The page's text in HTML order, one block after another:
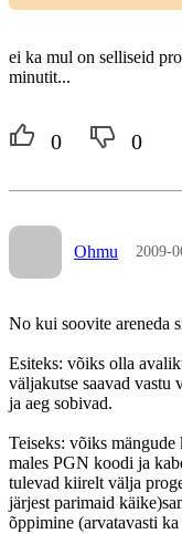
ei ka mul on selliseid
minutit...
0 0
Ohmu 2009-
No kui soovite areneda
Esiteks: võiks olla
väljakutse saavad
ja aeg sobivad.
Teiseks: võiks
males PGN koodi ja
tulevad kiirelt välja
järjest parimaid
õppimine (arvatavasti